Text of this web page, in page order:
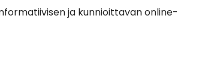
ja kunnioittavan online-